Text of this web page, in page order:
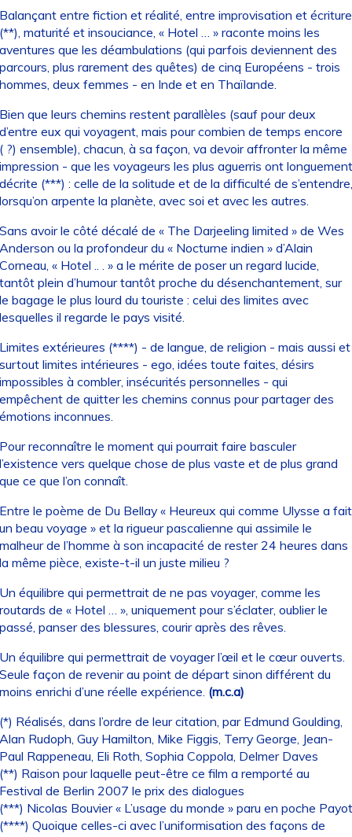
entre fiction et réalité, entre improvisation et écriture
maturité et insouciance, « Hotel … » raconte moins les
que les déambulations (qui parfois deviennent des
plus rarement des quêtes) de cinq Européens - trois
deux femmes - en Inde et en Thaïlande.
que leurs chemins restent parallèles (sauf pour deux
eux qui voyagent, mais pour combien de temps encore
?) ensemble), chacun, à sa façon, va devoir affronter la même
- que les voyageurs les plus aguerris ont longuement
(***) : celle de la solitude et de la difficulté de s’entendre,
arpente la planète, avec soi et avec les autres.
avoir le côté décalé de « The Darjeeling limited » de Wes
ou la profondeur du « Nocturne indien » d’Alain
« Hotel .. . » a le mérite de poser un regard lucide,
plein d’humour tantôt proche du désenchantement, sur
bagage le plus lourd du touriste : celui des limites avec
il regarde le pays visité.
extérieures (****) - de langue, de religion - mais aussi et
limites intérieures - ego, idées toute faites, désirs
à combler, insécurités personnelles - qui
de quitter les chemins connus pour partager des
inconnues.
reconnaître le moment qui pourrait faire basculer
vers quelque chose de plus vaste et de plus grand
ce que l’on connaît.
le poème de Du Bellay « Heureux qui comme Ulysse a fait
beau voyage » et la rigueur pascalienne qui assimile le
de l’homme à son incapacité de rester 24 heures dans
même pièce, existe-t-il un juste milieu ?
équilibre qui permettrait de ne pas voyager, comme les
de « Hotel … », uniquement pour s’éclater, oublier le
panser des blessures, courir après des rêves.
équilibre qui permettrait de voyager l’œil et le cœur ouverts.
façon de revenir au point de départ sinon différent du
enrichi d’une réelle expérience. (m.c.a)
Réalisés, dans l’ordre de leur citation, par Edmund Goulding,
Rudoph, Guy Hamilton, Mike Figgis, Terry George, Jean-
Rappeneau, Eli Roth, Sophia Coppola, Delmer Daves
Raison pour laquelle peut-être ce film a remporté au
de Berlin 2007 le prix des dialogues
Nicolas Bouvier « L’usage du monde » paru en poche Payot
Quoique celles-ci avec l’uniformisation des façons de